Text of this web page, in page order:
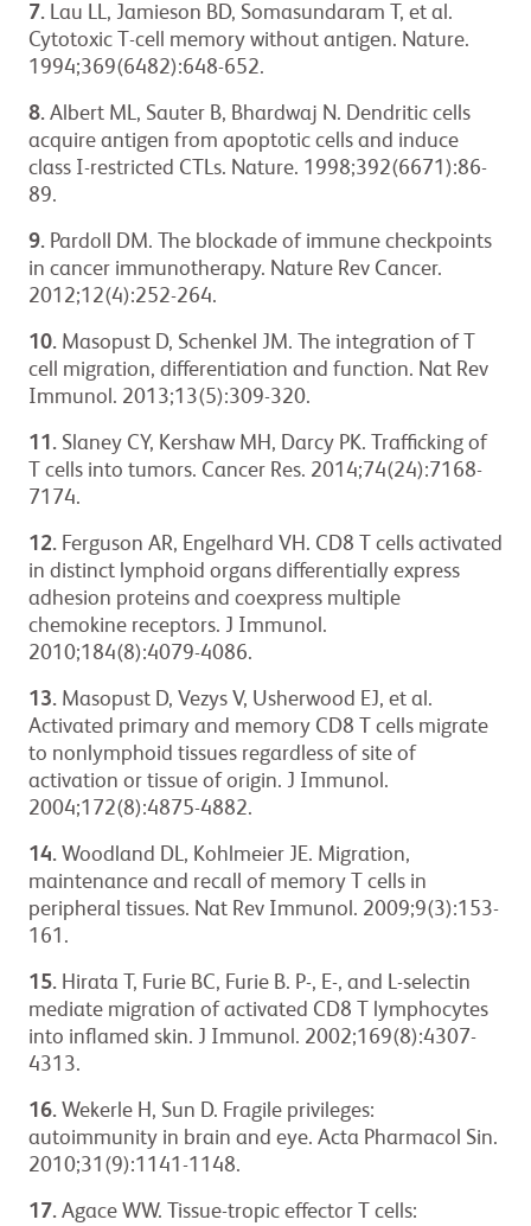
7. Lau LL, Jamieson BD, Somasundaram T, et al.
Cytotoxic T-cell memory without antigen. Nature.
1994;369(6482):648-652.
8. Albert ML, Sauter B, Bhardwaj N. Dendritic cells
acquire antigen from apoptotic cells and induce
class I-restricted CTLs. Nature. 1998;392(6671):86-
89.
9. Pardoll DM. The blockade of immune checkpoints
in cancer immunotherapy. Nature Rev Cancer.
2012;12(4):252-264.
10. Masopust D, Schenkel JM. The integration of T
cell migration, differentiation and function. Nat Rev
Immunol. 2013;13(5):309-320.
11. Slaney CY, Kershaw MH, Darcy PK. Trafficking of
T cells into tumors. Cancer Res. 2014;74(24):7168-
7174.
12. Ferguson AR, Engelhard VH. CD8 T cells activated
in distinct lymphoid organs differentially express
adhesion proteins and coexpress multiple
chemokine receptors. J Immunol.
2010;184(8):4079-4086.
13. Masopust D, Vezys V, Usherwood EJ, et al.
Activated primary and memory CD8 T cells migrate
to nonlymphoid tissues regardless of site of
activation or tissue of origin. J Immunol.
2004;172(8):4875-4882.
14. Woodland DL, Kohlmeier JE. Migration,
maintenance and recall of memory T cells in
peripheral tissues. Nat Rev Immunol. 2009;9(3):153-
161.
15. Hirata T, Furie BC, Furie B. P-, E-, and L-selectin
mediate migration of activated CD8 T lymphocytes
into inflamed skin. J Immunol. 2002;169(8):4307-
4313.
16. Wekerle H, Sun D. Fragile privileges:
autoimmunity in brain and eye. Acta Pharmacol Sin.
2010;31(9):1141-1148.
17. Agace WW. Tissue-tropic effector T cells: